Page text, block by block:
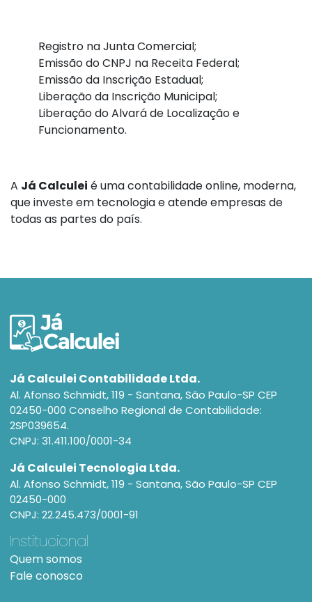
Registro na Junta Comercial;
Emissão do CNPJ na Receita Federal;
Emissão da Inscrição Estadual;
Liberação da Inscrição Municipal;
Liberação do Alvará de Localização e
Funcionamento.
A Já Calculei é uma contabilidade online, moderna,
que investe em tecnologia e atende empresas de
todas as partes do país.
Já Calculei Contabilidade Ltda.
Al. Afonso Schmidt, 119 - Santana, São Paulo-SP CEP
02450-000 Conselho Regional de Contabilidade:
2SP039654.
CNPJ: 31.411.100/0001-34
Já Calculei Tecnologia Ltda.
Al. Afonso Schmidt, 119 - Santana, São Paulo-SP CEP
02450-000
CNPJ: 22.245.473/0001-91
Institucional
Quem somos
Fale conosco